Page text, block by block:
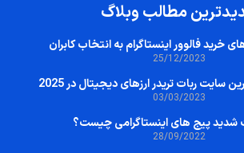
مطالب وبلاگ
خرید فالوور اینستاگرام به انتخاب کابران
25/12/2023
سایت ربات تریدر ارزهای دیجیتال در 2025
03/03/2023
شدید پیج های اینستاگرامی چیست؟
28/09/2022